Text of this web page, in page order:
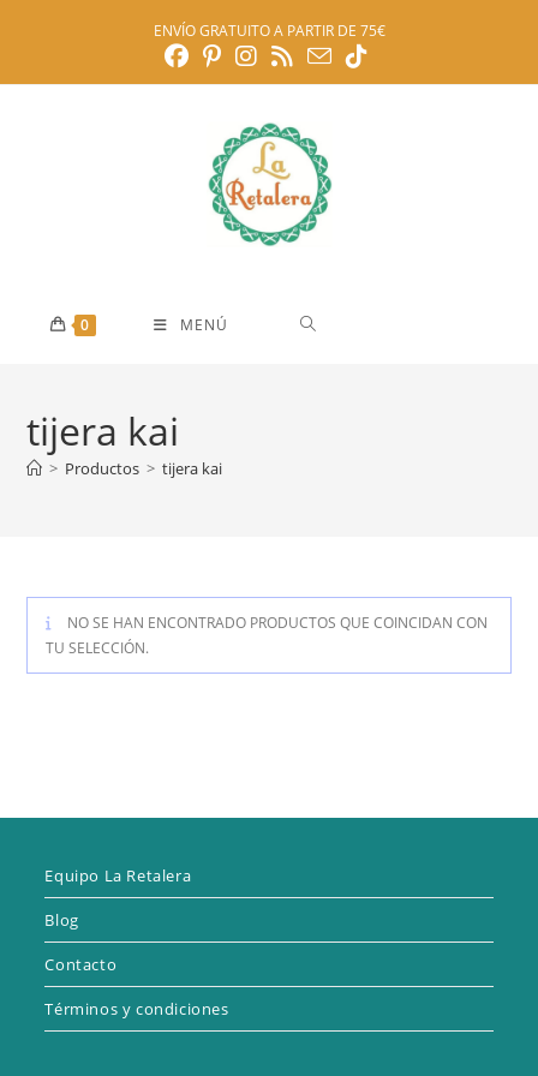
ENVÍO GRATUITO A PARTIR DE 75€
0 MENÚ
tijera kai
> Productos > tijera kai
NO SE HAN ENCONTRADO PRODUCTOS QUE COINCIDAN CON
TU SELECCIÓN.
Equipo La Retalera
Blog
Contacto
Términos y condiciones